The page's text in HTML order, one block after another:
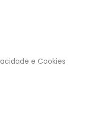
e Cookies